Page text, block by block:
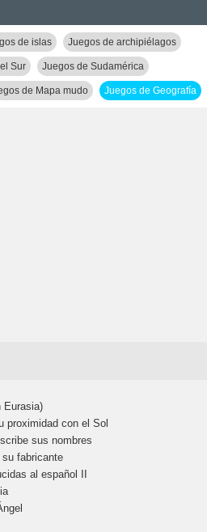
de islas Juegos de archipiélagos
Sur Juegos de Sudamérica
de Mapa mudo Juegos de Geografía
Eurasia)
proximidad con el Sol
sus nombres
fabricante
al español II